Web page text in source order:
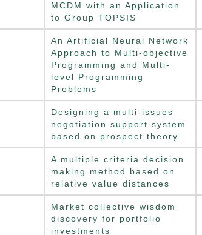
MCDM with an Application
to Group TOPSIS
An Artificial Neural Network
Approach to Multi-objective
Programming and Multi-
level Programming
Problems
Designing a multi-issues
negotiation support system
based on prospect theory
A multiple criteria decision
making method based on
relative value distances
Market collective wisdom
discovery for portfolio
investments